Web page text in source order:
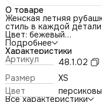
О товаре
Женская летняя
стиль в каждой детали
Цвет: бежевый
Укороченная рубашка
выбор для жарких
классическим
непринуждённости и
Почему стоит выбрать
Дышащая ткань: жатка
прилипает к телу в
Подробнее
Характеристики
Артикул
48.1.02
Размер
XS
Цвет
Все характеристики